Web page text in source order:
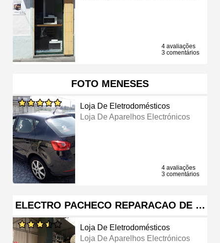
4 avaliações
3 comentários
FOTO MENESES
Loja De Eletrodomésticos
Loja De Aparelhos Electrónicos
4 avaliações
3 comentários
ELECTRO PACHECO REPARACAO DE …
Loja De Eletrodomésticos
Loja De Aparelhos Electrónicos